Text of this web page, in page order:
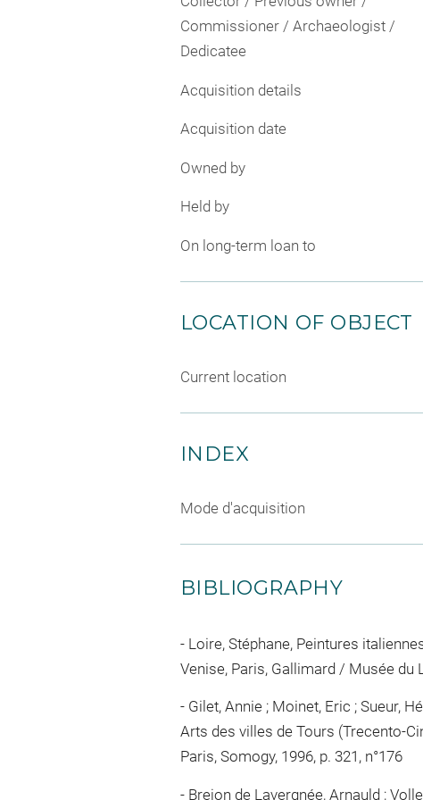
Commissioner / Archaeologist /
Dedicatee
Acquisition details
Acquisition date
Owned by
Held by
On long-term loan to
LOCATION OF OBJECT
Current location
INDEX
Mode d'acquisition
BIBLIOGRAPHY
Loire, Stéphane, Peintures
Venise, Paris, Gallimard / Musée du
Gilet, Annie ; Moinet, Eric ; Sueur,
Arts des villes de Tours (Trecento-
Paris, Somogy, 1996, p. 321, n°176
Brejon de Lavergnée, Arnauld ;